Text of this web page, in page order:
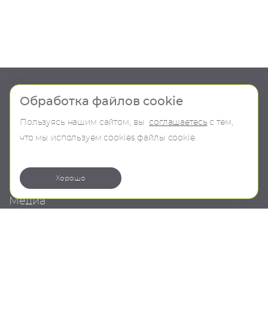
Шоу-рум
О компании
Продукция
В наличии
Медиа
Обработка файлов cookie
Пользуясь нашим сайтом, вы соглашаетесь с тем,
что мы используем сookies файлы cookie.
Хорошо